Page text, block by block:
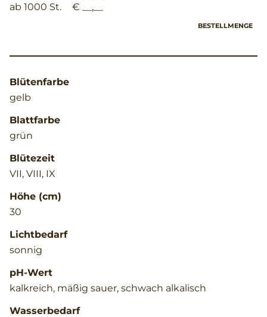
ab 1000 St.
€ __,__
BESTELLMENGE
Blütenfarbe
gelb
Blattfarbe
grün
Blütezeit
VII, VIII, IX
Höhe (cm)
30
Lichtbedarf
sonnig
pH-Wert
kalkreich, mäßig sauer, schwach alkalisch
Wasserbedarf